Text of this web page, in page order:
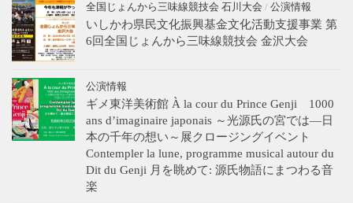
全国じょんから三味線競技会 石川大会 / 公演情報
いしかわ県民文化振興基金文化活動支援事業 第
6回全国じょんから三味線競技会 金沢大会
公演情報
ギメ東洋美術館 À la cour du Prince Genji 1000
ans d’imaginaire japonais ～光源氏の宮では―日
本の千年の想い～展クロージングイベント
Contempler la lune, programme musical autour du
Dit du Genji 月を眺めて: 源氏物語にまつわる音
楽